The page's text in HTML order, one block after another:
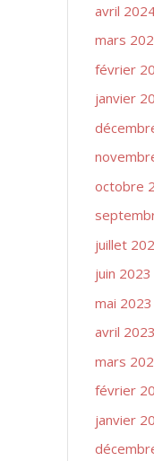
avril
mars
février
janvier
octobre
juillet
juin 2023
mai 2023
avril 2023
mars
février
janvier